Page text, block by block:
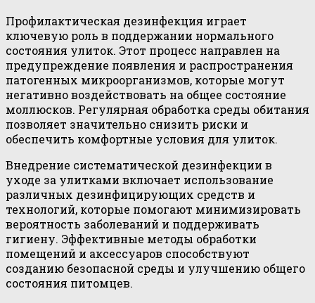
Профилактическая дезинфекция играет
ключевую роль в поддержании нормального
состояния улиток. Этот процесс направлен на
предупреждение появления и распространения
патогенных микроорганизмов, которые могут
негативно воздействовать на общее состояние
моллюсков. Регулярная обработка среды обитания
позволяет значительно снизить риски и
обеспечить комфортные условия для улиток.
Внедрение систематической дезинфекции в
уходе за улитками включает использование
различных дезинфицирующих средств и
технологий, которые помогают минимизировать
вероятность заболеваний и поддерживать
гигиену. Эффективные методы обработки
помещений и аксессуаров способствуют
созданию безопасной среды и улучшению общего
состояния питомцев.